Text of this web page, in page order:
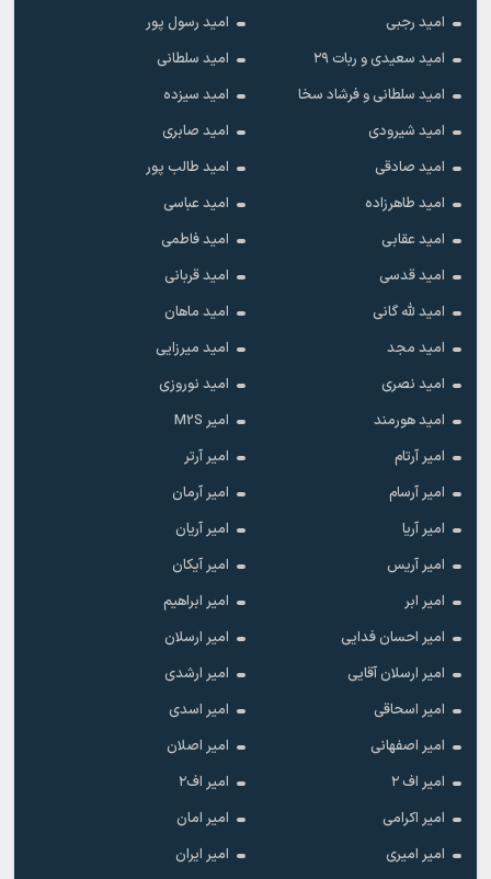
امید رجبی
امید رسول پور
امید سعیدی و ربات ۲۹
امید سلطانی
امید سلطانی و فرشاد سخا
امید سیزده
امید شیرودی
امید صابری
امید صادقی
امید طالب پور
امید طاهرزاده
امید عباسی
امید عقابی
امید فاطمی
امید قدسی
امید قربانی
امید لله گانی
امید ماهان
امید مجد
امید میرزایی
امید نصری
امید نوروزی
امید هورمند
امیر M2S
امیر آرتام
امیر آرتر
امیر آرسام
امیر آرمان
امیر آریا
امیر آریان
امیر آریس
امیر آیکان
امیر ابر
امیر ابراهیم
امیر احسان فدایی
امیر ارسلان
امیر ارسلان آقایی
امیر ارشدی
امیر اسحاقی
امیر اسدی
امیر اصفهانی
امیر اصلان
امیر اف ۲
امیر اف۲
امیر اکرامی
امیر امان
امیر امیری
امیر ایران